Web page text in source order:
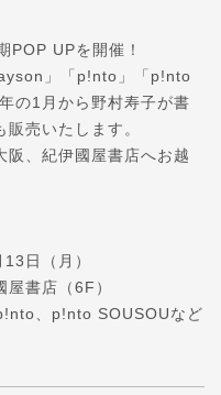
POP UPを開催！
」「p!nto」「p!nto
の1月から野村寿子が書
売いたします。
阪、紀伊國屋書店へお越
日（月）
書店（6F）
、p!nto SOUSOUなど